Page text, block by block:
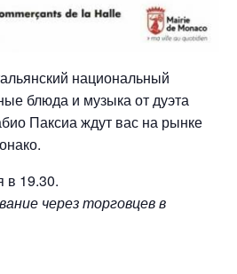
национальный
блюда и музыка от дуэта
Паксиа ждут вас на рынке
в 19.30.
через торговцев в